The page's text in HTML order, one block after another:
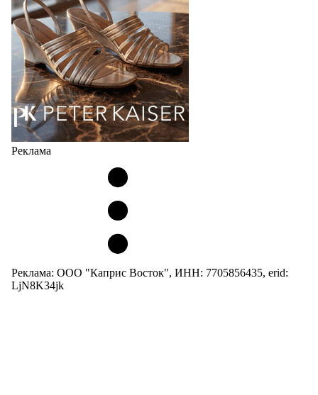
Но в модели Miu Miu Bubble присутствует еще и…
05.08.2026 2153
Реклама
Реклама: ООО "Каприс Восток", ИНН: 7705856435, erid:
LjN8K34jk